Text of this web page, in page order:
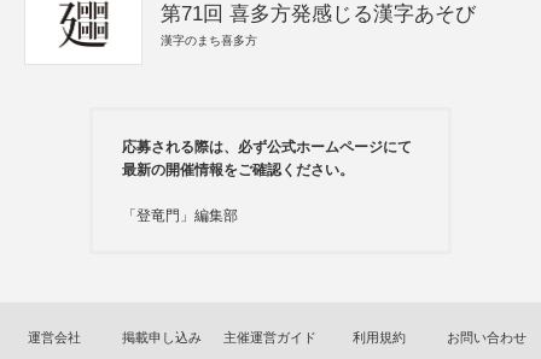
第71回 喜多方発感じる漢字あそび
漢字のまち喜多方
応募される際は、必ず公式ホームページにて
最新の開催情報をご確認ください。
「登竜門」編集部
運営会社 掲載申し込み 主催運営ガイド 利用規約 お問い合わせ